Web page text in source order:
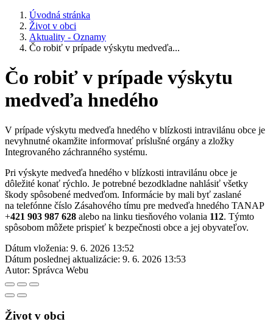
Úvodná stránka
Život v obci
Aktuality - Oznamy
Čo robiť v prípade výskytu medveďa...
Čo robiť v prípade výskytu
medveďa hnedého
V prípade výskytu medveďa hnedého v blízkosti intravilánu obce je
nevyhnutné okamžite informovať príslušné orgány a zložky
Integrovaného záchranného systému.
Pri výskyte medveďa hnedého v blízkosti intravilánu obce je
dôležité konať rýchlo. Je potrebné bezodkladne nahlásiť všetky
škody spôsobené medveďom. Informácie by mali byť zaslané
na telefónne číslo Zásahového tímu pre medveďa hnedého TANAP
+421 903 987 628 alebo na linku tiesňového volania 112. Týmto
spôsobom môžete prispieť k bezpečnosti obce a jej obyvateľov.
Dátum vloženia: 9. 6. 2026 13:52
Dátum poslednej aktualizácie: 9. 6. 2026 13:53
Autor: Správca Webu
Život v obci